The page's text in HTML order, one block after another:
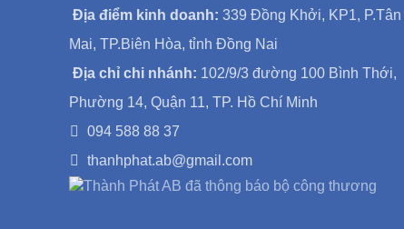
Địa điểm kinh doanh: 339 Đồng Khởi, KP1, P.Tân
Mai, TP.Biên Hòa, tỉnh Đồng Nai
Địa chỉ chi nhánh: 102/9/3 đường 100 Bình Thới,
Phường 14, Quận 11, TP. Hồ Chí Minh
094 588 88 37
thanhphat.ab@gmail.com